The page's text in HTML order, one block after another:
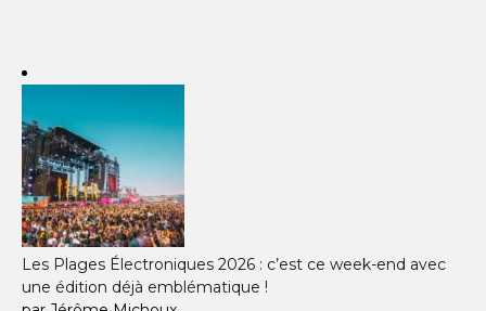
Les Plages Électroniques 2026 : c’est ce week-end avec
une édition déjà emblématique !